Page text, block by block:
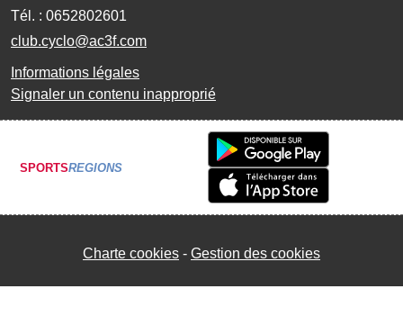
Tél. : 0652802601
club.cyclo@ac3f.com
Informations légales
Signaler un contenu inapproprié
SPORTSREGIONS
Charte cookies Gestion des cookies